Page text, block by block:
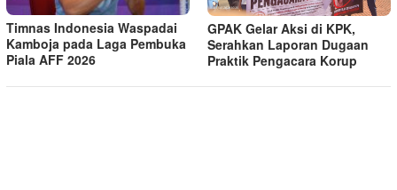
Timnas Indonesia Waspadai
Kamboja pada Laga Pembuka
Piala AFF 2026
GPAK Gelar Aksi di KPK,
Serahkan Laporan Dugaan
Praktik Pengacara Korup